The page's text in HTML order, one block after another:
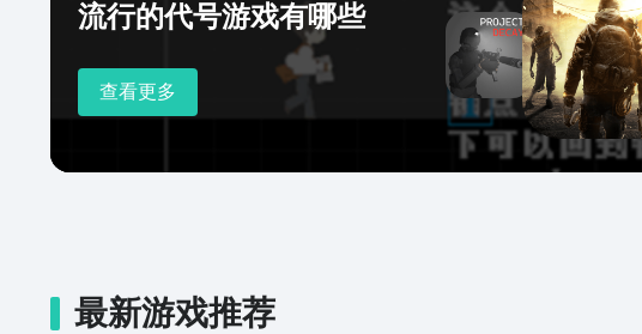
流行的代号游戏有哪些
查看更多
最新游戏推荐